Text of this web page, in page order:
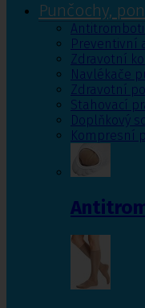
Punčochy,
Preventivní
Zdravotní
Navlékače
Zdravotní
Stahovací
Doplňkový
Kompresní